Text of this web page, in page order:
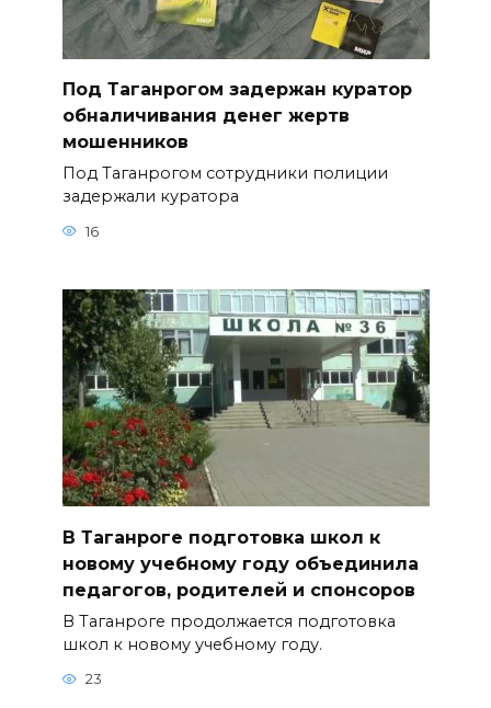
Под Таганрогом задержан куратор
обналичивания денег жертв
мошенников
Под Таганрогом сотрудники полиции
задержали куратора
16
В Таганроге подготовка школ к
новому учебному году объединила
педагогов, родителей и спонсоров
В Таганроге продолжается подготовка
школ к новому учебному году.
23